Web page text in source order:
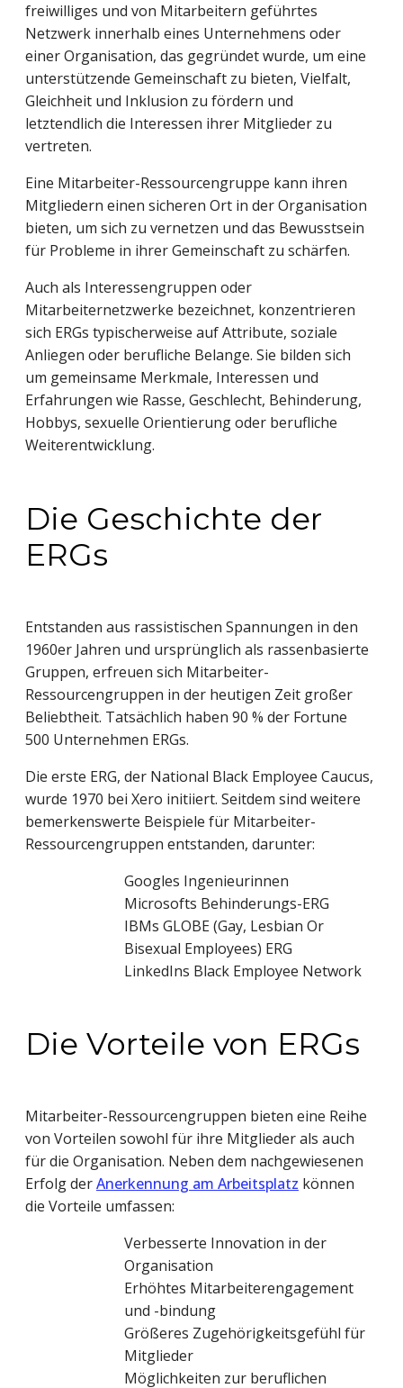
freiwilliges und von Mitarbeitern geführtes
Netzwerk innerhalb eines Unternehmens oder
einer Organisation, das gegründet wurde, um eine
unterstützende Gemeinschaft zu bieten, Vielfalt,
Gleichheit und Inklusion zu fördern und
letztendlich die Interessen ihrer Mitglieder zu
vertreten.
Eine Mitarbeiter-Ressourcengruppe kann ihren
Mitgliedern einen sicheren Ort in der Organisation
bieten, um sich zu vernetzen und das Bewusstsein
für Probleme in ihrer Gemeinschaft zu schärfen.
Auch als Interessengruppen oder
Mitarbeiternetzwerke bezeichnet, konzentrieren
sich ERGs typischerweise auf Attribute, soziale
Anliegen oder berufliche Belange. Sie bilden sich
um gemeinsame Merkmale, Interessen und
Erfahrungen wie Rasse, Geschlecht, Behinderung,
Hobbys, sexuelle Orientierung oder berufliche
Weiterentwicklung.
Die Geschichte der
ERGs
Entstanden aus rassistischen Spannungen in den
1960er Jahren und ursprünglich als rassenbasierte
Gruppen, erfreuen sich Mitarbeiter-
Ressourcengruppen in der heutigen Zeit großer
Beliebtheit. Tatsächlich haben 90 % der Fortune
500 Unternehmen ERGs.
Die erste ERG, der National Black Employee Caucus,
wurde 1970 bei Xero initiiert. Seitdem sind weitere
bemerkenswerte Beispiele für Mitarbeiter-
Ressourcengruppen entstanden, darunter:
Googles Ingenieurinnen
Microsofts Behinderungs-ERG
IBMs GLOBE (Gay, Lesbian Or
Bisexual Employees) ERG
LinkedIns Black Employee Network
Die Vorteile von ERGs
Mitarbeiter-Ressourcengruppen bieten eine Reihe
von Vorteilen sowohl für ihre Mitglieder als auch
für die Organisation. Neben dem nachgewiesenen
Erfolg derAnerkennung am Arbeitsplatz können
die Vorteile umfassen:
Verbesserte Innovation in der
Organisation
Erhöhtes Mitarbeiterengagement
und -bindung
Größeres Zugehörigkeitsgefühl für
Mitglieder
Möglichkeiten zur beruflichen